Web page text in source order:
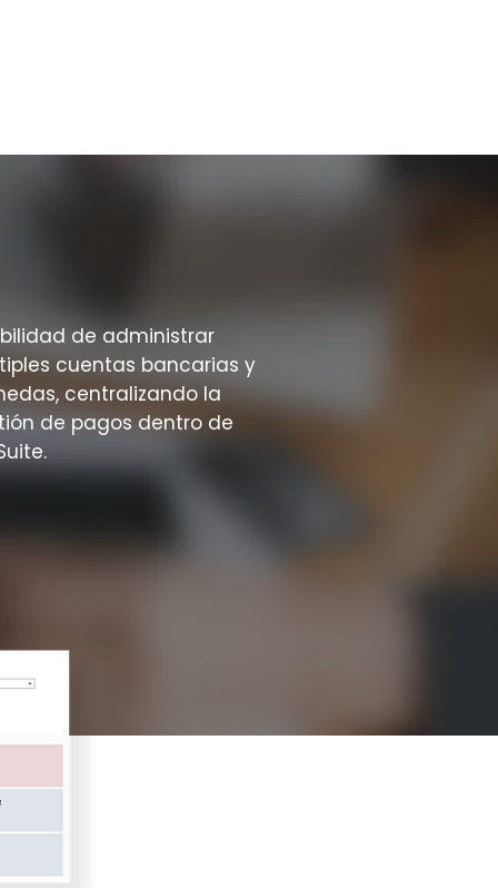
de administrar
cuentas bancarias y
centralizando la
de pagos dentro de